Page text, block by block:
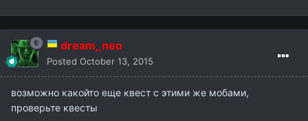
dream_neo
Posted October 13, 2015
возможно какойто еще квест с этими же мобами,
проверьте квесты